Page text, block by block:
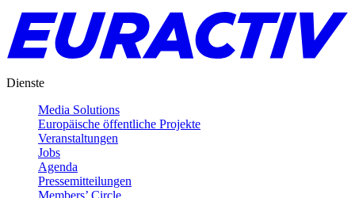
Dienste
Media Solutions
Europäische öffentliche Projekte
Veranstaltungen
Jobs
Agenda
Pressemitteilungen
Members’ Circle